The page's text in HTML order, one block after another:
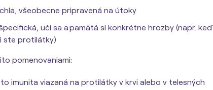
všeobecne pripravená na útoky
učí sa a pamätá si konkrétne hrozby (napr. keď
ste protilátky)
pomenovaniami:
imunita viazaná na protilátky v krvi alebo v telesných